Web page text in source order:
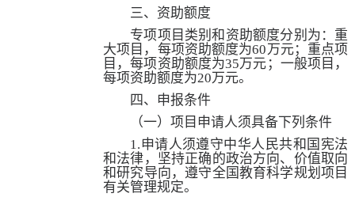
三、资助额度
专项项目类别和资助额度分别为：重
大项目，每项资助额度为60万元；重点项
目，每项资助额度为35万元；一般项目，
每项资助额度为20万元。
四、申报条件
（一）项目申请人须具备下列条件
1. 申请人须遵守中华人民共和国宪法
和法律，坚持正确的政治方向、价值取向
和研究导向，遵守全国教育科学规划项目
有关管理规定。